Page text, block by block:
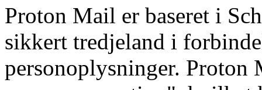
Proton Mail er baseret i
sikkert tredjeland i
personoplysninger. Proton